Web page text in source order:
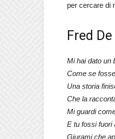
per cercare di
Fred
Mi hai dato un
Come se
Una storia
Che la
Mi guardi
E tu fossi fuori
Giurami che